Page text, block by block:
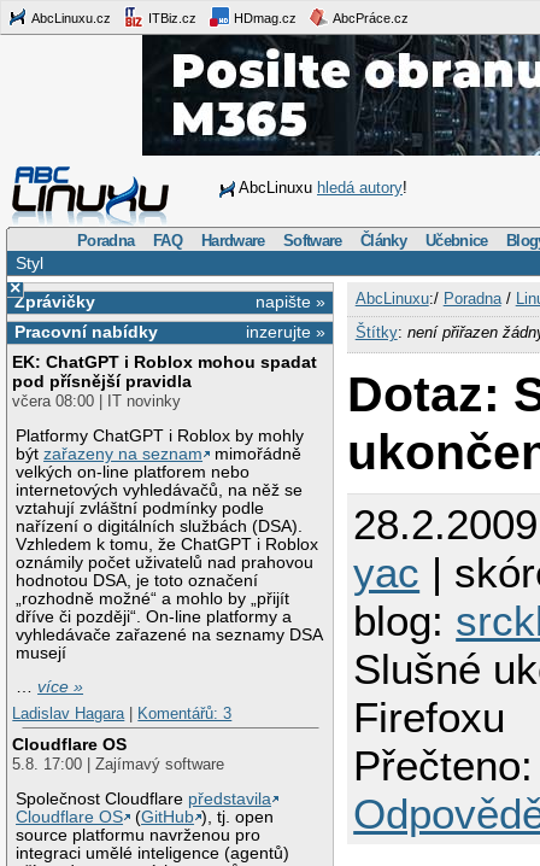
AbcLinuxu.cz ITBiz.cz HDmag.cz AbcPráce.cz
AbcLinuxu hledá autory!
Poradna FAQ Hardware Software Články Učebnice
Styl
×
napište »
Zprávičky
inzerujte »
Pracovní nabídky
EK: ChatGPT i Roblox mohou spadat
pod přísnější pravidla
včera 08:00 | IT novinky
Platformy ChatGPT i Roblox by mohly
býtzařazeny na seznam
mimořádně
velkých on-line platforem nebo
internetových vyhledávačů, na něž se
vztahují zvláštní podmínky podle
nařízení o digitálních službách (DSA).
Vzhledem k tomu, že ChatGPT i Roblox
oznámily počet uživatelů nad prahovou
hodnotou DSA, je toto označení
„rozhodně možné“ a mohlo by „přijít
dříve či později“. On-line platformy a
vyhledávače zařazené na seznamy DSA
musejí
…více »
Ladislav Hagara
Komentářů: 3
Cloudflare OS
5.8. 17:00 | Zajímavý software
Společnost Cloudflare představila
Cloudflare OS
(GitHub ), tj. open
source platformu navrženou pro
integraci umělé inteligence (agentů)
AbcLinuxu:/ Poradna/
Štítky: není přiřazen
Dotaz:
yac |
blog:
Slušné
Firefoxu